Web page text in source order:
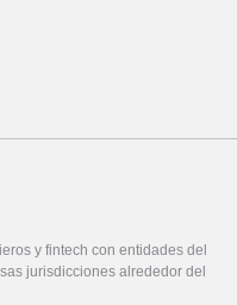
y fintech con entidades del
jurisdicciones alrededor del